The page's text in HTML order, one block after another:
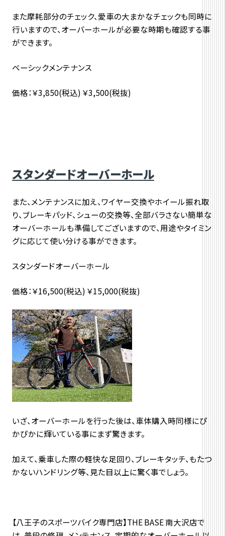
また摩耗部分のチェック、愛車の大まかなチェックも同時に
行いますので、オーバーホールが必要な時期も確認する事
ができます。
ベーシックメンテナンス
価格：￥3,850(税込) ￥3,500(税抜)
スタンダードオーバーホール
また、メンテナンスに加え、ワイヤー交換やホイール振れ取
り、ブレーキパッド、シューの交換等、全部バラさない簡単な
オーバーホールも準備してございますので、用途やタイミン
グに応じて使い分ける事ができます。
スタンダードオーバーホール
価格：￥16,500(税込) ￥15,000(税抜)
いざ、オーバーホールを行った後は、車体購入時同様にぴ
かぴかに輝いている事にまず驚きます。
加えて、乗車した際の軽快な足回り、ブレーキタッチ、もたつ
かないハンドリング等、見た目以上に驚く事でしょう。
【八王子のスポーツバイク専門店】THE BASE 南大沢店で